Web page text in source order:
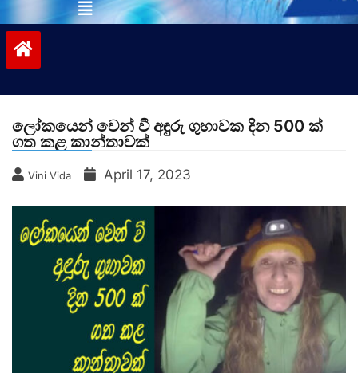
ලෝකයෙන් වෙන් වී අඳුරු ගුහාවක දින 500 ක්
ගත කළ කාන්තාවක්
Vini Vida April 17, 2023